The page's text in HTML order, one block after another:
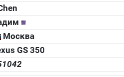
Москва
GS 350